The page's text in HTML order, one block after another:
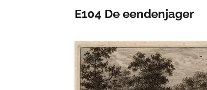
E104 De eendenjager